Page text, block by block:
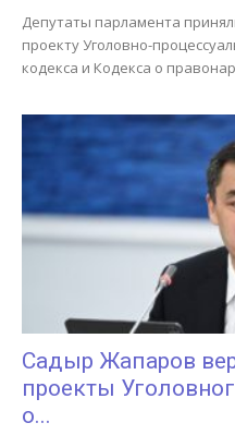
Депутаты парламента
проекту Уголовно-
кодекса и Кодекса о
Садыр Жапаров
проекты
о...